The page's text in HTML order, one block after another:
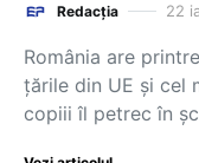
Redacția 22
România are
țările din UE și cel
copiii îl petrec în